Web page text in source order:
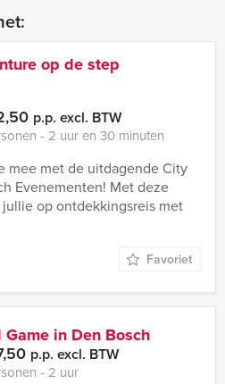
op de step
p.p. excl. BTW
‐ 2 uur en 30 minuten
mee met de uitdagende City
Evenementen! Met deze
op ontdekkingsreis met
Favoriet
Game in Den Bosch
p.p. excl. BTW
‐ 2 uur